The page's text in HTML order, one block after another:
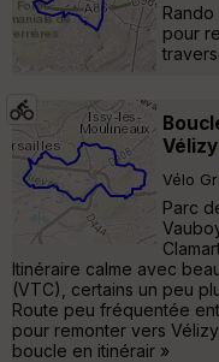
pour
Vélizy
Vélo
Parc
Itinéraire calme avec
(VTC), certains un peu
Route peu fréquentée
pour remonter vers
boucle en itinérair »